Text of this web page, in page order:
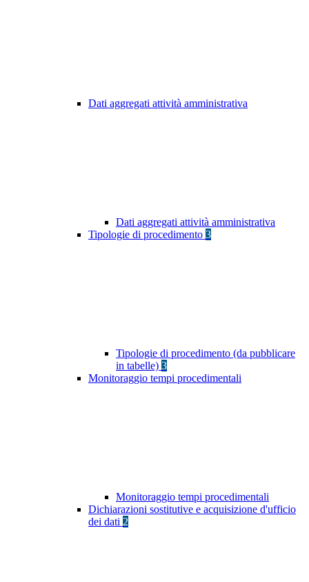
Dati aggregati attività amministrativa
Dati aggregati attività amministrativa
Tipologie di procedimento 3
Tipologie di procedimento (da pubblicare
in tabelle) 3
Monitoraggio tempi procedimentali
Monitoraggio tempi procedimentali
Dichiarazioni sostitutive e acquisizione d'ufficio
dei dati 2